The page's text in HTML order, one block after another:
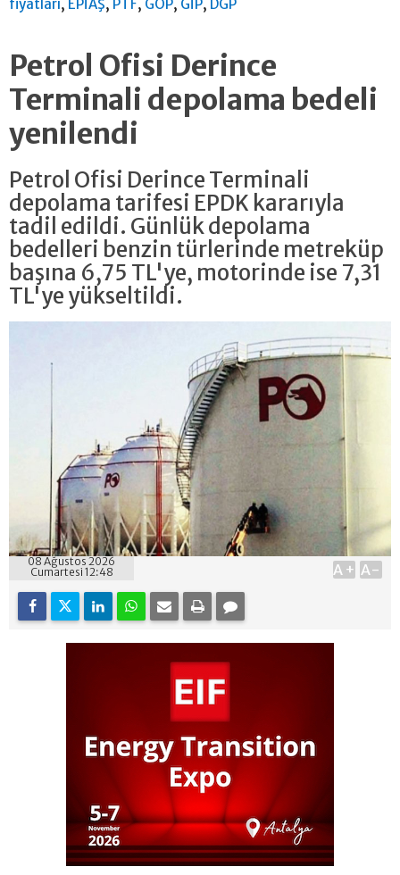
fiyatları, EPİAŞ, PTF, GÖP, GİP, DGP
Petrol Ofisi Derince
Terminali depolama bedeli
yenilendi
Petrol Ofisi Derince Terminali
depolama tarifesi EPDK kararıyla
tadil edildi. Günlük depolama
bedelleri benzin türlerinde metreküp
başına 6,75 TL'ye, motorinde ise 7,31
TL'ye yükseltildi.
08 Ağustos 2026
Cumartesi 12:48
A+ A-